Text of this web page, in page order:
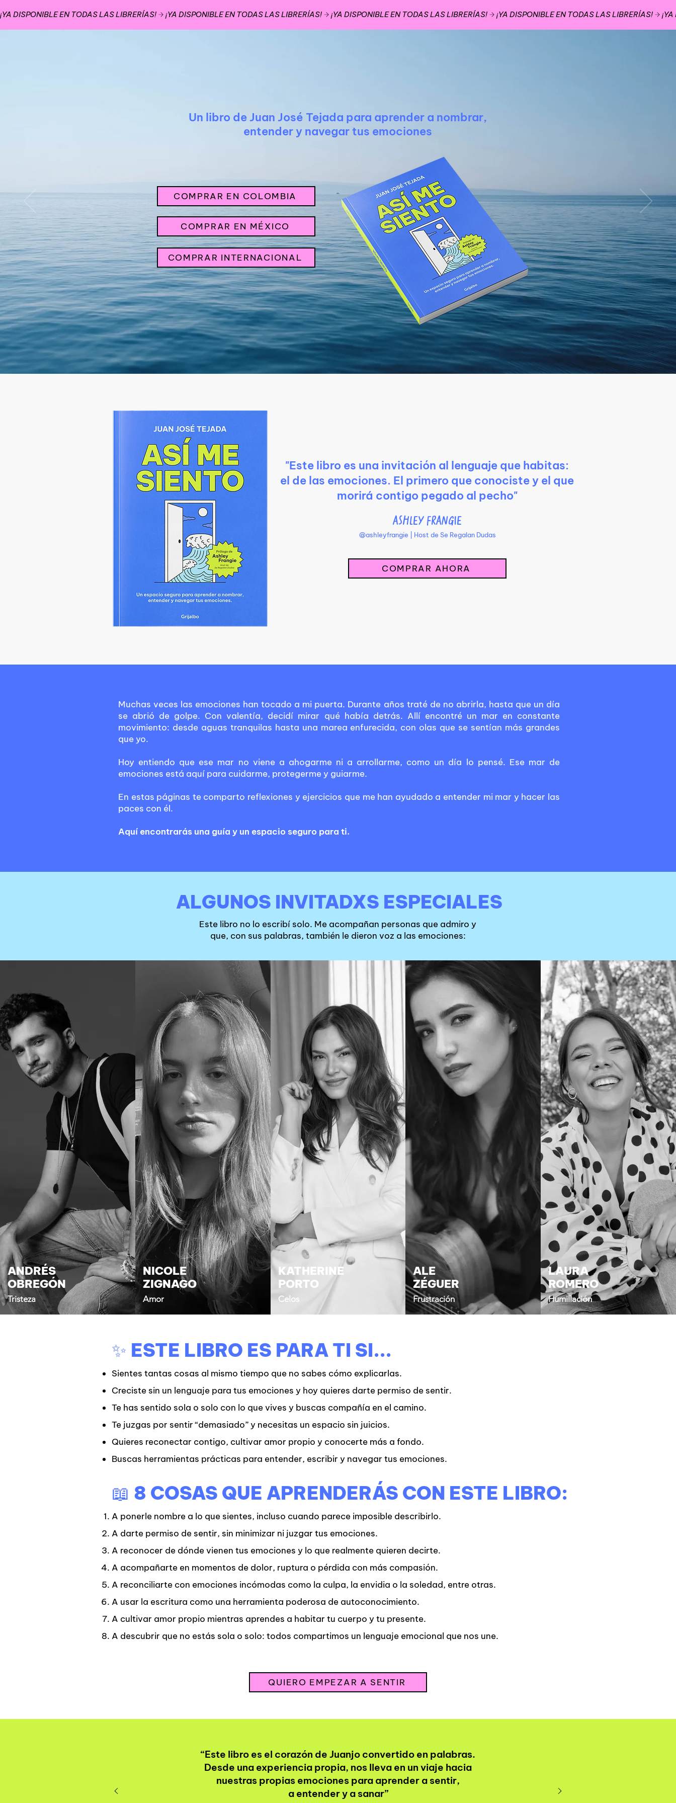
¡YA DISPONIBLE EN TODAS LAS LIBRERÍAS!
Un libro de Juan José Tejada para aprender a nombrar,
entender y navegar tus emociones
COMPRAR EN COLOMBIA
COMPRAR EN MÉXICO
COMPRAR INTERNACIONAL
"Este libro es una invitación al lenguaje que habitas:
el de las emociones. El primero que conocistey el que
morirá contigo pegado al pecho"
ASHLEY FRANGIE
@ashleyfrangie | Host de Se Regalan Dudas
COMPRAR AHORA
Muchas veces las emociones han tocado a mi puerta. Durante años traté de no abrirla, hasta que un día
se abrió de golpe. Con valentía, decidí mirar qué había detrás. Allí encontré un mar en constante
movimiento: desde aguas tranquilas hasta una marea enfurecida, con olas que se sentían más grandes
que yo.
Hoy entiendo que ese mar no viene a ahogarme ni a arrollarme, como un día lo pensé. Ese mar de
emociones está aquí para cuidarme, protegerme y guiarme.
En estas páginas te comparto reflexiones y ejercicios que me han ayudado a entender mi mar y hacer las
paces con él.
Aquí encontrarás una guía y un espacio seguro para ti.
ALGUNOS INVITADXS ESPECIALES
Este libro no lo escribí solo. Me acompañan personas que admiro y
que, con sus palabras, también le dieron voz a las emociones:
ANDRÉS
OBREGÓN
Tristeza
NICOLE
ZIGNAGO
Amor
KATHERINE
PORTO
Celos
ALE
​ZÉGUER
Frustración
LAURA
ROMERO
Humillación
✨ ESTE LIBRO ES PARA TI SI...
Sientes tantas cosas al mismo tiempo que no sabes cómo explicarlas.
Creciste sin un lenguaje para tus emociones y hoy quieres darte permiso de sentir.
Te has sentido sola o solo con lo que vives y buscas compañía en el camino.
Te juzgas por sentir “demasiado” y necesitas un espacio sin juicios.
Quieres reconectar contigo, cultivar amor propio y conocerte más a fondo.
Buscas herramientas prácticas para entender, escribir y navegar tus emociones.
📖 8 COSAS QUE APRENDERÁS CON ESTE LIBRO:
A ponerle nombre a lo que sientes, incluso cuando parece imposible describirlo.
A darte permiso de sentir, sin minimizar ni juzgar tus emociones.
A reconocer de dónde vienen tus emociones y lo que realmente quieren decirte.
A acompañarte en momentos de dolor, ruptura o pérdida con más compasión.
A reconciliarte con emociones incómodas como la culpa, la envidia o la soledad, entre otras.
A usar la escritura como una herramienta poderosa de autoconocimiento.
A cultivar amor propio mientras aprendes a habitar tu cuerpo y tu presente.
A descubrir que no estás sola o solo: todos compartimos un lenguaje emocional que nos une.
QUIERO EMPEZAR A SENTIR
“Este libro es el corazón de Juanjo convertido en palabras.
Desde una experiencia propia, nos lleva en un viaje hacia
nuestras propias emociones para aprender a sentir,
a entender y a sanar”